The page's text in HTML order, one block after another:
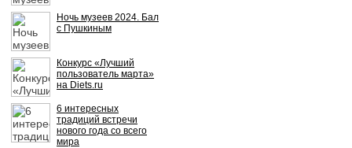
Ночь музеев 2024. Бал
с Пушкиным
Конкурс «Лучший
пользователь марта»
на Diets.ru
6 интересных
традиций встречи
нового года со всего
мира